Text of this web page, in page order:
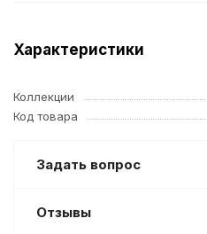
Характеристики
Коллекции
Код товара
Задать вопрос
Отзывы